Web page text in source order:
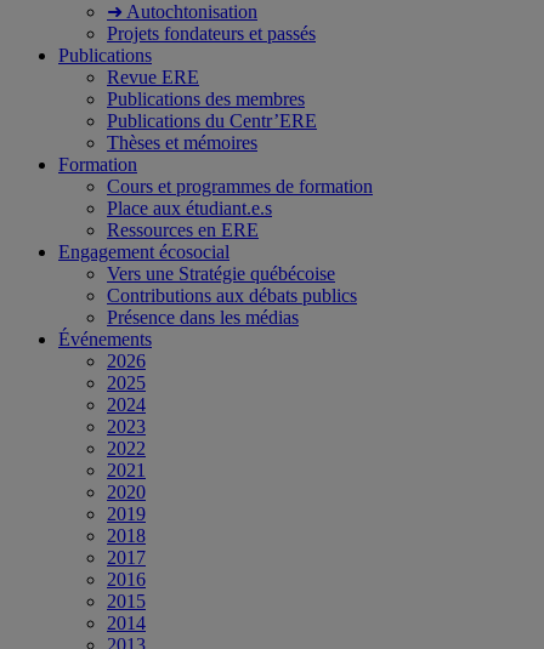
➜ Autochtonisation
Projets fondateurs et passés
Publications
Revue ERE
Publications des membres
Publications du Centr’ERE
Thèses et mémoires
Formation
Cours et programmes de formation
Place aux étudiant.e.s
Ressources en ERE
Engagement écosocial
Vers une Stratégie québécoise
Contributions aux débats publics
Présence dans les médias
Événements
2026
2025
2024
2023
2022
2021
2020
2019
2018
2017
2016
2015
2014
2013